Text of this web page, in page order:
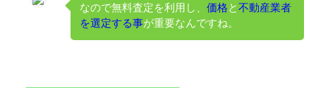
なので無料査定を利用し、価格と不動産業者
を選定する事が重要なんですね。